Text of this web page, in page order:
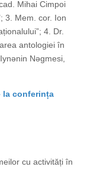
Mihai Cimpoi
3. Mem. cor. Ion
4. Dr.
antologiei în
Nǝgmesi,
la conferința
cu activități în